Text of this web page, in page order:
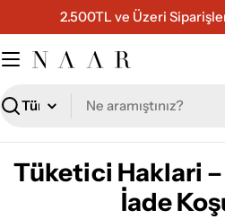
geç
2.500TL ve Üzeri
Ara
Tüketici Haklari
İade